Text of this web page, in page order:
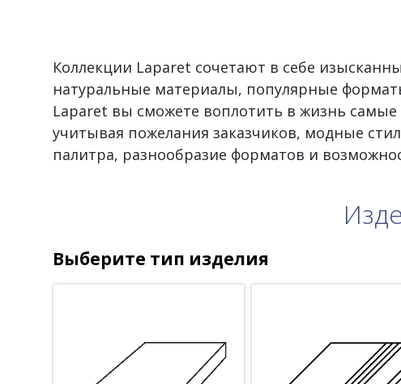
Коллекции Laparet сочетают в себе
натуральные материалы, популярные
Laparet вы сможете воплотить в жизнь
учитывая пожелания заказчиков, модные
палитра, разнообразие форматов и
Выберите тип изделия